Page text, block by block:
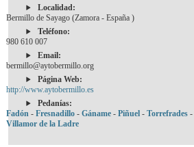
Localidad:
Bermillo de Sayago (Zamora - España )
Teléfono:
980 610 007
Email:
bermillo@aytobermillo.org
Página Web:
http://www.aytobermillo.es
Pedanías:
Fadón - Fresnadillo - Gáname - Piñuel - Torrefrades -
Villamor de la Ladre